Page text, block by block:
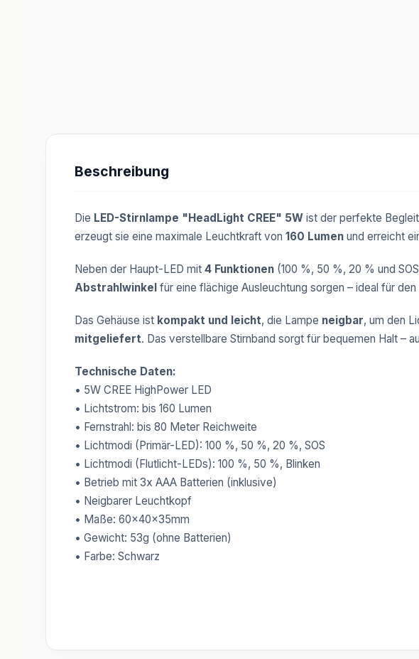
Beschreibung
Die LED-Stirnlampe "HeadLight CREE" 5W ist der perfekte
erzeugt sie eine maximale Leuchtkraft von 160 Lumen und erreicht
Neben der Haupt-LED mit 4 Funktionen (100 %, 50 %, 20 % und
Abstrahlwinkel für eine flächige Ausleuchtung sorgen – ideal für
Das Gehäuse ist kompakt und leicht, die Lampe neigbar, um den
mitgeliefert. Das verstellbare Stirnband sorgt für bequemen Halt –
Technische Daten:
• 5W CREE HighPower LED
• Lichtstrom: bis 160 Lumen
• Fernstrahl: bis 80 Meter Reichweite
• Lichtmodi (Primär-LED): 100 %, 50 %, 20 %, SOS
• Lichtmodi (Flutlicht-LEDs): 100 %, 50 %, Blinken
• Betrieb mit 3x AAA Batterien (inklusive)
• Neigbarer Leuchtkopf
• Maße: 60x40x35mm
• Gewicht: 53g (ohne Batterien)
• Farbe: Schwarz